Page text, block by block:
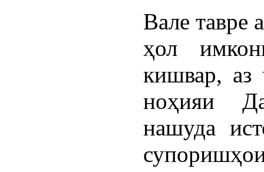
Вале тавре
ҳол
кишвар, аз
ноҳияи
нашуда